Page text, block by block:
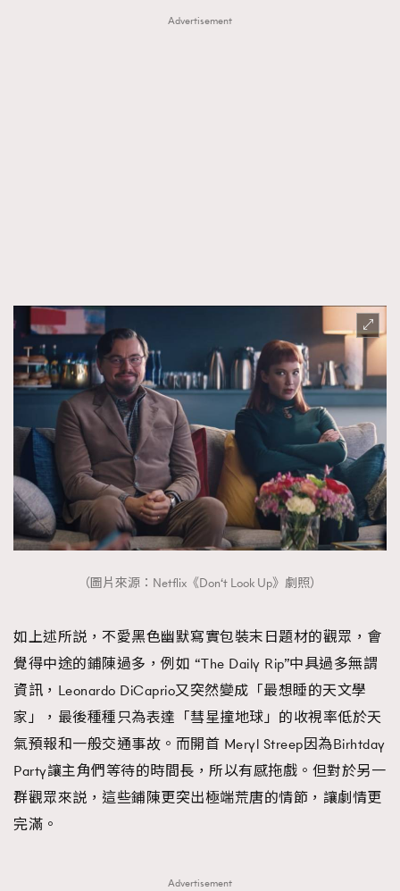
Advertisement
（圖片來源：Netflix《Don‘t Look Up》劇照）
如上述所説，不愛黑色幽默寫實包裝末日題材的觀眾，會
覺得中途的鋪陳過多，例如 “The Daily Rip”中具過多無謂
資訊，Leonardo DiCaprio又突然變成「最想睡的天文學
家」，最後種種只為表達「彗星撞地球」的收視率低於天
氣預報和一般交通事故。而開首 Meryl Streep因為Birhtday
Party讓主角們等待的時間長，所以有感拖戲。但對於另一
群觀眾來説，這些鋪陳更突出極端荒唐的情節，讓劇情更
完滿。
Advertisement